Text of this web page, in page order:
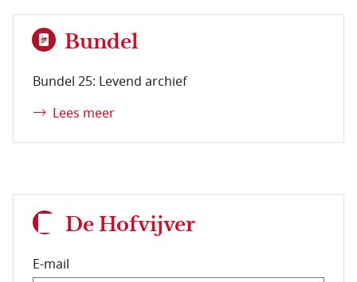
Bundel
Bundel 25: Levend archief
Lees meer
De Hofvijver
E-mail